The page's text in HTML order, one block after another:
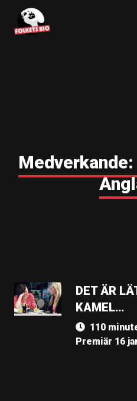
Medverkande:
DET ÄR
KAMEL…
110
Premiär 16